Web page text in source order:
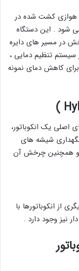
هوازی کشت شده در
شود . این دستگاه
در مسیر های دایره
سیستم تنظیم دمایی ،
کاهش دمای نمونه
اصلی یک انکوباتور،
شیشه های
و همچنین چرخش آن
از انکوباتورها با
نیز وجود دارد .